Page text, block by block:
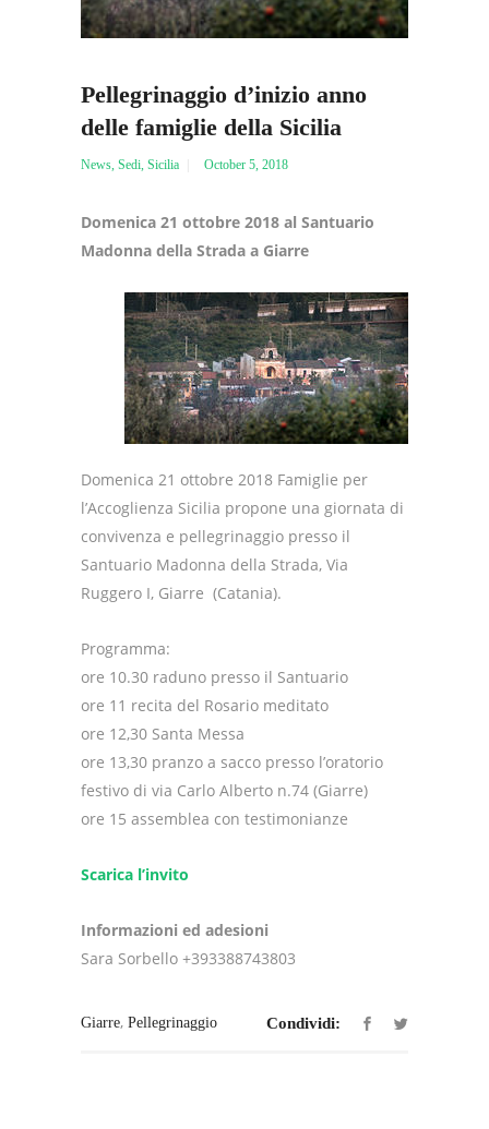
Pellegrinaggio d’inizio anno
delle famiglie della Sicilia
News Sedi Sicilia October 5, 2018
Domenica 21 ottobre 2018 al Santuario
Madonna della Strada a Giarre
Domenica 21 ottobre 2018 Famiglie per
l’Accoglienza Sicilia propone una giornata di
convivenza e pellegrinaggio presso il
Santuario Madonna della Strada, Via
Ruggero I, Giarre (Catania).
Programma:
ore 10.30 raduno presso il Santuario
ore 11 recita del Rosario meditato
ore 12,30 Santa Messa
ore 13,30 pranzo a sacco presso l’oratorio
festivo di via Carlo Alberto n.74 (Giarre)
ore 15 assemblea con testimonianze
Scarica l’invito
Informazioni ed adesioni
Sara Sorbello +393388743803
Giarre, Pellegrinaggio Condividi: